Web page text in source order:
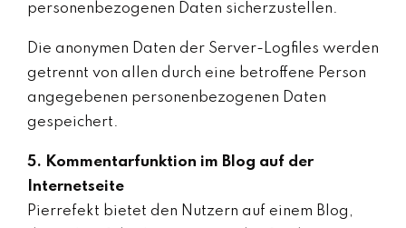
personenbezogenen Daten sicherzustellen.
Die anonymen Daten der Server-Logfiles werden
getrennt von allen durch eine betroffene Person
angegebenen personenbezogenen Daten
gespeichert.
5. Kommentarfunktion im Blog auf der
Internetseite
Pierrefekt bietet den Nutzern auf einem Blog,